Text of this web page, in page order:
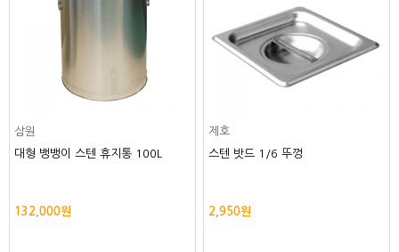
삼원
대형 뱅뱅이 스텐 휴지통 100L
132,000원
제호
스텐 밧드 1/6 뚜껑
2,950원